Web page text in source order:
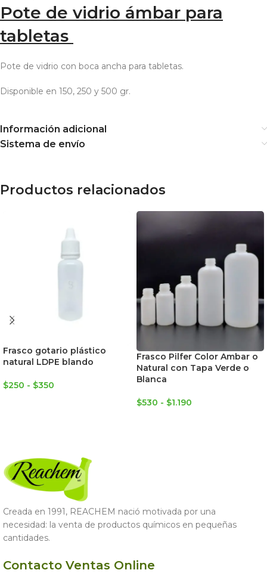
Pote de vidrio ámbar para
tabletas
Pote de vidrio con boca ancha para tabletas.
Disponible en 150, 250 y 500 gr.
Información adicional
Sistema de envío
Productos relacionados
Frasco gotario plástico
natural LDPE blando
$250 - $350
Frasco Pilfer Color Ambar o
Natural con Tapa Verde o
Blanca
$530 - $1.190
Creada en 1991, REACHEM nació motivada por una
necesidad: la venta de productos químicos en pequeñas
cantidades.
Contacto Ventas Online